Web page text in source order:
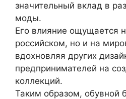
значительный вклад в
моды.
Его влияние ощущается
российском, но и на
вдохновляя других
предпринимателей на
коллекций.
Таким образом, обувной